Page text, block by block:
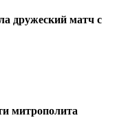
дружеский матч с
митрополита